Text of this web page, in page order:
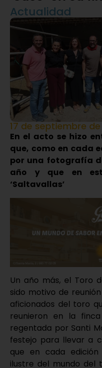
Actualidad
17 de septiembre
En el acto se hizo
que, como en cada
por una fotografía
año y que en
‘Saltavallas’
Un año más, el Toro
sido motivo de
aficionados del toro
reunieron en la
regentada por Santi
festejo para llevar a
que en cada
ilustre del mundo del